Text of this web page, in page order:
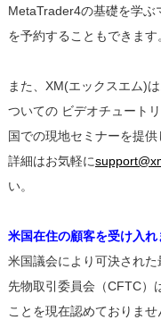
MetaTrader4の基礎を学ぶ
を予約することもできます
また、XM(エックスエム)
ついての ビデオチュート
国での現地セミナーを提供
詳細はお気軽に
い。
米国在住の顧客を受け入れ
米国議会により可決され
先物取引委員会（CFTC）
ことを現在認めておりませ